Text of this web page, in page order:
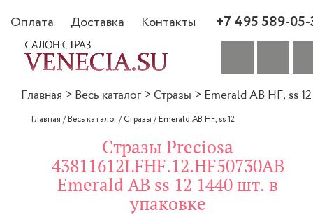
Оплата Доставка Контакты +7 495 589-
Главная > Весь каталог > Стразы > Emerald AB HF, ss 12
Главная /Весь каталог/Стразы /Emerald AB HF, ss 12
Стразы Preciosa
43811612LFHF.12.HF50730AB
Emerald AB ss 12 1440 шт. в
упаковке